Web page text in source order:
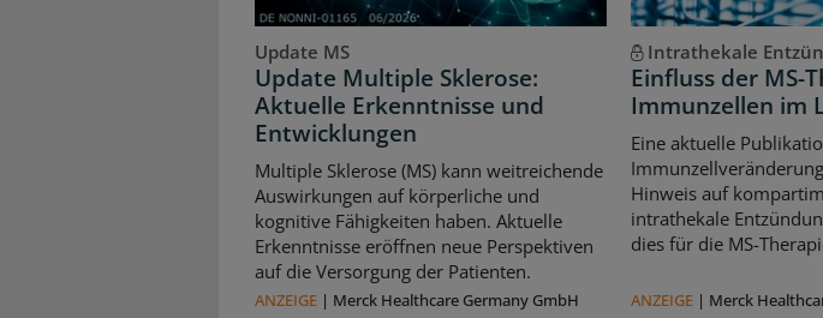
Update MS
Update Multiple Sklerose:
Aktuelle Erkenntnisse und
Entwicklungen
Multiple Sklerose (MS) kann weitreichende
Auswirkungen auf körperliche und
kognitive Fähigkeiten haben. Aktuelle
Erkenntnisse eröffnen neue Perspektiven
auf die Versorgung der Patienten.
ANZEIGE | Merck Healthcare Germany GmbH
Intrathekale
Einfluss der MS-
Immunzellen im
Eine aktuelle
Hinweis auf
intrathekale
dies für die MS-
ANZEIGE | Merck